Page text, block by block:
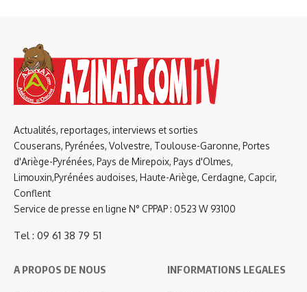
Actualités, reportages, interviews et sorties
Couserans, Pyrénées, Volvestre, Toulouse-Garonne, Portes
d'Ariège-Pyrénées, Pays de Mirepoix, Pays d'Olmes,
Limouxin,Pyrénées audoises, Haute-Ariège, Cerdagne, Capcir,
Conflent
Service de presse en ligne N° CPPAP : 0523 W 93100
Tel : 09 61 38 79 51
A PROPOS DE NOUS INFORMATIONS LEGALES